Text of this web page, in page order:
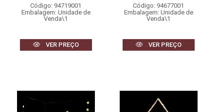
Código: 94719001
Embalagem: Unidade de
Venda\1
VER PREÇO
Código: 94677001
Embalagem: Unidade de
Venda\1
VER PREÇO